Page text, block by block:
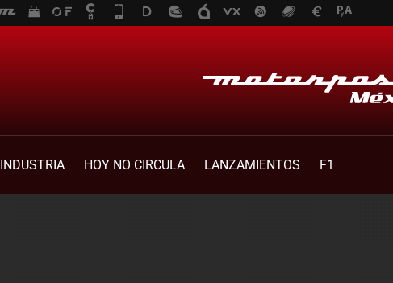
INDUSTRIA HOY NO CIRCULA LANZAMIENTOS F1